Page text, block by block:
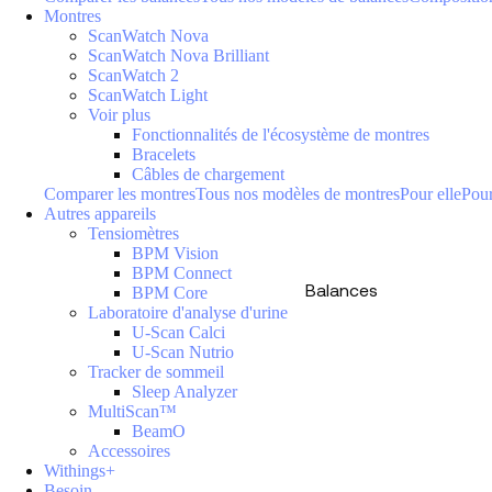
Balances
Montres
ScanWatch Nova
ScanWatch Nova Brilliant
ScanWatch 2
ScanWatch Light
Voir plus
Fonctionnalités de l'écosystème de montres
Bracelets
Câbles de chargement
Comparer les montresTous nos modèles de montresPour elle
Autres appareils
Tensiomètres
BPM Vision
BPM Connect
BPM Core
Laboratoire d'analyse d'urine
U-Scan Calci
U-Scan Nutrio
Tracker de sommeil
Sleep Analyzer
MultiScan™
BeamO
Accessoires
Withings+